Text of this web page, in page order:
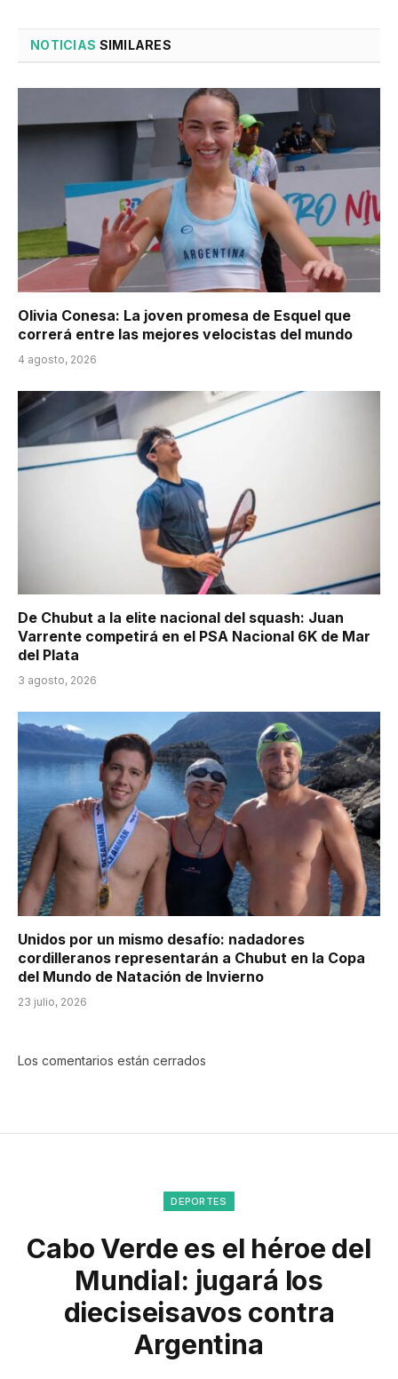
NOTICIAS SIMILARES
Olivia Conesa: La joven promesa de Esquel que
correrá entre las mejores velocistas del mundo
4 agosto, 2026
De Chubut a la elite nacional del squash: Juan
Varrente competirá en el PSA Nacional 6K de Mar
del Plata
3 agosto, 2026
Unidos por un mismo desafío: nadadores
cordilleranos representarán a Chubut en la Copa
del Mundo de Natación de Invierno
23 julio, 2026
Los comentarios están cerrados
DEPORTES
Cabo Verde es el héroe del
Mundial: jugará los
dieciseisavos contra
Argentina